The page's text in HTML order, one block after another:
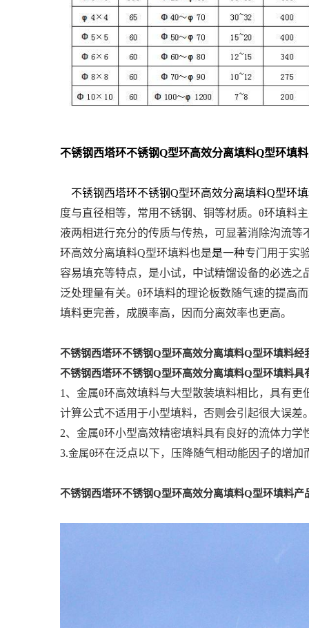
不锈钢西塔环不锈钢Q型环高效分离填料Q型环填料
不锈钢西塔环不锈钢Q型环高效分离填料Q型环
度与直径相等，常用不锈钢、铜等材质。θ环填料
液两相进行充分的传质与传热，可显著消除沟流
环高效分离填料Q型环填料也是是一种专门用于实
容易填充等特点，是小试，中试精馏设备的必选
泛处理量有关。 θ环填料的理论板数随气速的提高
填料更完善，成膜率高，因而分离效率也更高。
不锈钢西塔环不锈钢Q型环高效分离填料Q型环填料经
不锈钢西塔环不锈钢Q型环高效分离填料Q型环填料具
1、金属θ环高效填料与大型散装填料相比，具有
计算公式不适用于小型填料，否则会引起很大误差
2、金属θ环小型高效精密填料具有良好的流体力
3.金属θ环在泛点以下，压降随气相动能因子的增
不锈钢西塔环不锈钢Q型环高效分离填料Q型环填料产